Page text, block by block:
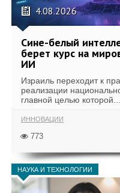
4.08.2026
Сине-белый
берет курс на
ИИ
Израиль переходит к
реализации
главной целью которой...
ИННОВАЦИИ
773
НАУКА И ТЕХНОЛОГИИ